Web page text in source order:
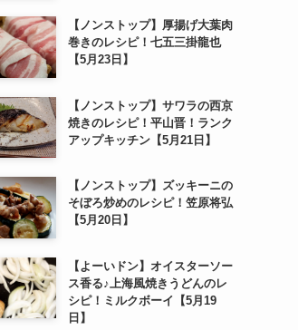
【ノンストップ】厚揚げ大葉肉
巻きのレシピ！七五三掛龍也
【5月23日】
【ノンストップ】サワラの西京
焼きのレシピ！平山晋！ランク
アップキッチン【5月21日】
【ノンストップ】ズッキーニの
そぼろ炒めのレシピ！笠原将弘
【5月20日】
【よーいドン】オイスターソー
ス香る♪上海風焼きうどんのレ
シピ！ミルクボーイ【5月19
日】